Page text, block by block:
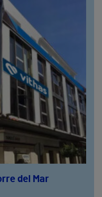
del Mar